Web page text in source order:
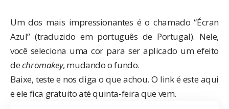
Um dos mais impressionantes é o chamado “Écran
Azul” (traduzido em português de Portugal). Nele,
você seleciona uma cor para ser aplicado um efeito
dechromakey, mudando o fundo.
Baixe, teste e nos diga o que achou. O link é este aqui
e ele fica gratuito até quinta-feira que vem.